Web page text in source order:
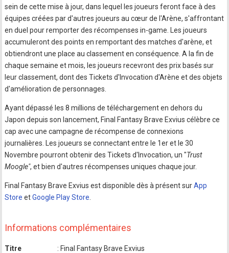
sein de cette mise à jour, dans lequel les joueurs feront face à des
équipes créées par d'autres joueurs au cœur de l'Arène, s'affrontant
en duel pour remporter des récompenses in-game. Les joueurs
accumuleront des points en remportant des matches d'arène, et
obtiendront une place au classement en conséquence. A la fin de
chaque semaine et mois, les joueurs recevront des prix basés sur
leur classement, dont des Tickets d'Invocation d'Arène et des objets
d'amélioration de personnages.
Ayant dépassé les 8 millions de téléchargement en dehors du
Japon depuis son lancement, Final Fantasy Brave Exvius célèbre ce
cap avec une campagne de récompense de connexions
journalières. Les joueurs se connectant entre le 1er et le 30
Novembre pourront obtenir des Tickets d'Invocation, un "Trust
Moogle", et bien d'autres récompenses uniques chaque jour.
Final Fantasy Brave Exvius est disponible dès à présent surApp
Store etGoogle Play Store
Informations complémentaires
Titre
: Final Fantasy Brave Exvius